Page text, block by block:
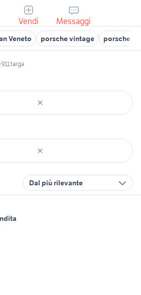
Vendi Messaggi
Veneto porsche vintage porsche
targa
Dal più rilevante